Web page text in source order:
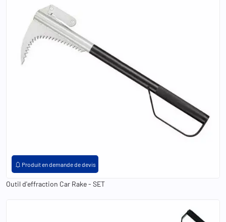
notifications Produit en demande de devis
Outil d'effraction Car Rake - SET